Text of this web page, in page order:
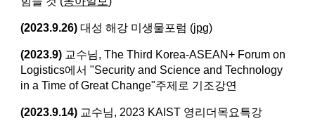
(2023.9.26) 대성 해강 미생물포럼 (jpg)
(2023.9) 교수님, The Third Korea-ASEAN+ Forum on
Logistics에서 "Security and Science and Technology
in a Time of Great Change"주제로 기조강연
(2023.9.14) 교수님, 2023 KAIST 영리더목요특강